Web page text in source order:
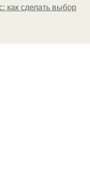
как сделать выбор